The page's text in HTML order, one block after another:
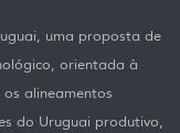
uma proposta de
orientada à
alineamentos
do Uruguai produtivo,